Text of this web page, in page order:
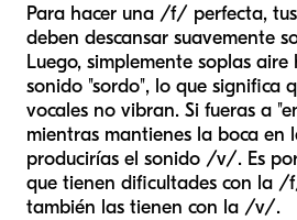
Para hacer una /f/ perfecta,
deben descansar suavemente
Luego, simplemente soplas aire
sonido "sordo", lo que significa
vocales no vibran. Si fueras a
mientras mantienes la boca en
producirías el sonido /v/. Es
que tienen dificultades con la
también las tienen con la /v/.